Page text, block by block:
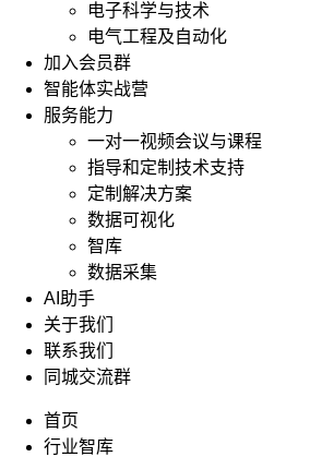
电子科学与技术
电气工程及自动化
加入会员群
智能体实战营
服务能力
一对一视频会议与课程
指导和定制技术支持
定制解决方案
数据可视化
智库
数据采集
AI助手
关于我们
联系我们
同城交流群
首页
行业智库